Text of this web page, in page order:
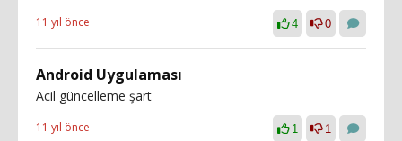
11 yıl önce 4 0
Android Uygulaması
Acil güncelleme şart
11 yıl önce 1 1